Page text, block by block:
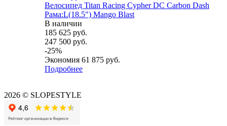
Велосипед Titan Racing Cypher DC Carbon Dash
Рама:L(18.5") Mango Blast
В наличии
185 625 руб.
247 500 руб.
-25%
Экономия 61 875 руб.
Подробнее
2026 © SLOPESTYLE